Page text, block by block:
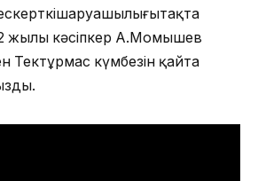
жылы кәсіпкер А.Момышев
күмбезін қайта